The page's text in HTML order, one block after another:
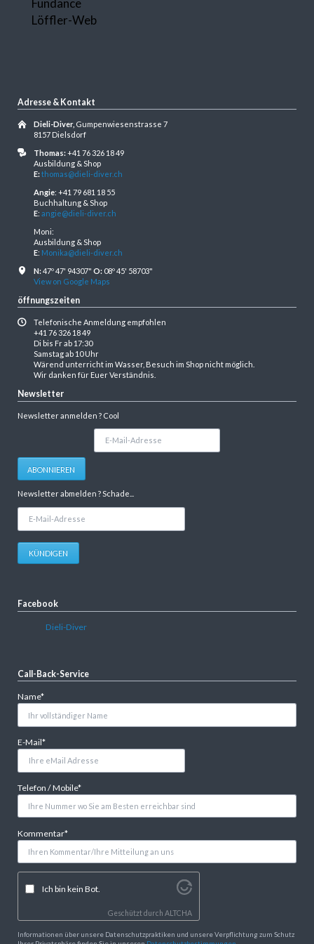
Fundance
Löffler-Web
Adresse & Kontakt
Dieli-Diver, Gumpenwiesenstrasse 7
8157 Dielsdorf
Thomas:+41 76 326 18 49
Ausbildung & Shop
E:thomas@dieli-diver.ch
Angie: +41 79 681 18 55
Buchhaltung & Shop
E: angie@dieli-diver.ch
Moni:
Ausbildung & Shop
E: Monika@dieli-diver.ch
N:47º 47' 94307" O:08º 45' 58703"
View on Google Maps
öffnungszeiten
Telefonische Anmeldung empfohlen
+41 76 326 18 49
Di bis Fr ab 17:30
Samstag ab 10 Uhr
Wärend unterricht im Wasser, Besuch im Shop nicht möglich.
Wir danken für Euer Verständnis.
Newsletter
Newsletter anmelden ? Cool
Adresse
ABONNIEREN
Newsletter abmelden ? Schade...
KÜNDIGEN
Facebook
Dieli-Diver
Call-Back-Service
Pflichtfeld
Name*
Pflichtfeld
E-Mail*
Pflichtfeld
Telefon / Mobile*
Pflichtfeld
Kommentar*
Ich bin kein Bot.
Geschützt durchALTCHA
Informationen über unsere Datenschutzpraktiken und unsere Verpflichtung zum Schutz